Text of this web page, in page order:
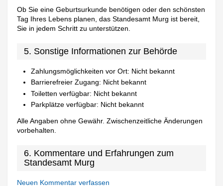
Ob Sie eine Geburtsurkunde benötigen oder den schönsten
Tag Ihres Lebens planen, das Standesamt Murg ist bereit,
Sie in jedem Schritt zu unterstützen.
5. Sonstige Informationen zur Behörde
Zahlungsmöglichkeiten vor Ort: Nicht bekannt
Barrierefreier Zugang: Nicht bekannt
Toiletten verfügbar: Nicht bekannt
Parkplätze verfügbar: Nicht bekannt
Alle Angaben ohne Gewähr. Zwischenzeitliche Änderungen
vorbehalten.
6. Kommentare und Erfahrungen zum
Standesamt Murg
Neuen Kommentar verfassen